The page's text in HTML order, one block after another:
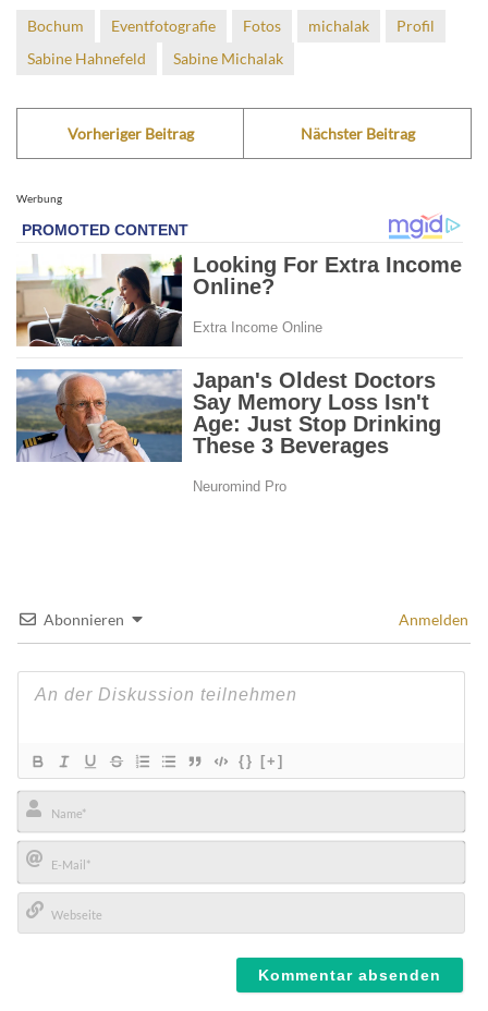
Bochum Eventfotografie Fotos michalak
Profil
Sabine Hahnefeld
Sabine Michalak
Vorheriger Beitrag Nächster Beitrag
Werbung
Abonnieren Anmelden
{} [+]
Name*
E-
Mail*